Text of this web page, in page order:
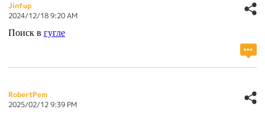
Jinfup
2024/12/18 9:20 AM
Поиск в гугле
RobertPem
2025/02/12 9:39 PM